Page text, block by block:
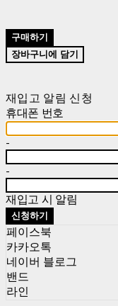
구매하기
장바구니에 담기
재입고 알림 신청
휴대폰 번호
-
-
재입고 시 알림
신청하기
페이스북
카카오톡
네이버 블로그
밴드
라인